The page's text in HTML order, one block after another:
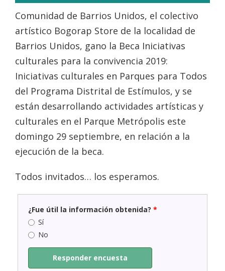
Comunidad de Barrios Unidos, el colectivo
artístico Bogorap Store de la localidad de
Barrios Unidos, gano la Beca Iniciativas
culturales para la convivencia 2019:
Iniciativas culturales en Parques para Todos
del Programa Distrital de Estímulos, y se
están desarrollando actividades artísticas y
culturales en el Parque Metrópolis este
domingo 29 septiembre, en relación a la
ejecución de la beca.
Todos invitados… los esperamos.
¿Fue útil la información obtenida? *
Sí
No
Responder encuesta